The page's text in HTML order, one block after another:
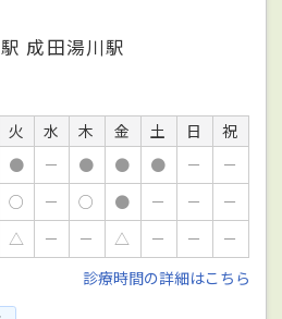
成田湯川駅
火 水 木 金 土 日
祝
● － ● ● ● －
－
○ － ○ ● － －
－
△ － － △ － －
－
診療時間の詳細はこちら